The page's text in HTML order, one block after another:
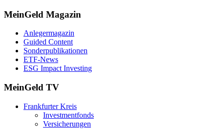
MeinGeld Magazin
Anlegermagazin
Guided Content
Sonderpublikationen
ETF-News
ESG Impact Investing
MeinGeld TV
Frankfurter Kreis
Investmentfonds
Versicherungen